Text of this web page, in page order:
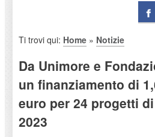
Ti trovi qui: Home» Notizie
Da Unimore e
un finanziamento di
euro per 24 progetti
2023